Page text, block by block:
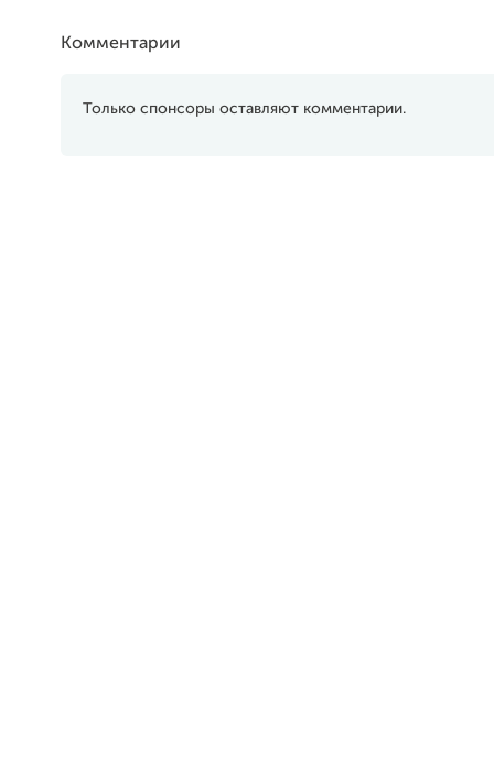
Комментарии
Только спонсоры оставляют комментарии.